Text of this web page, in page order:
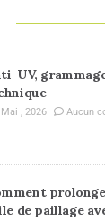
UV,
, 2026 Aucun
de paillage